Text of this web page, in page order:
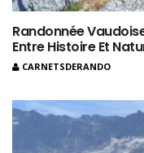
Randonnée
Entre Histoire Et
CARNETSDERANDO